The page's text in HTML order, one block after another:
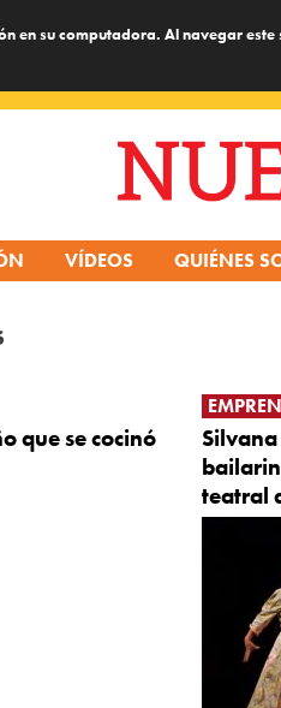
en su computadora. Al navegar
VÍDEOS QUIÉNES
que se cocinó
teatral